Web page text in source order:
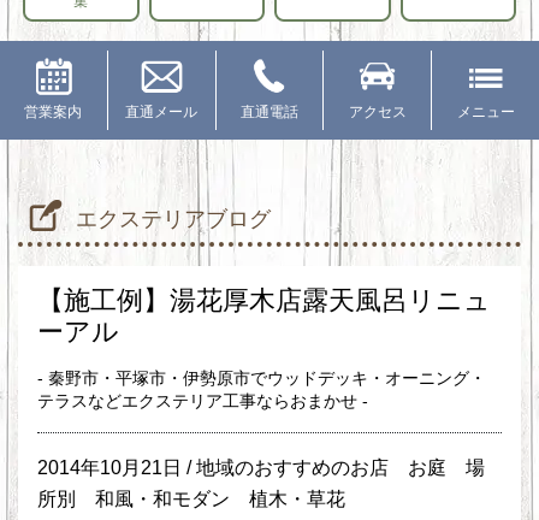
営業案内 直通メール 直通電話 アクセス メニュー
エクステリアブログ
【施工例】湯花厚木店露天風呂リニュ
ーアル
- 秦野市・平塚市・伊勢原市でウッドデッキ・オーニング・
テラスなどエクステリア工事ならおまかせ -
2014年10月21日 /地域のおすすめのお店 お庭
場
所別
和風・和モダン 植木・草花